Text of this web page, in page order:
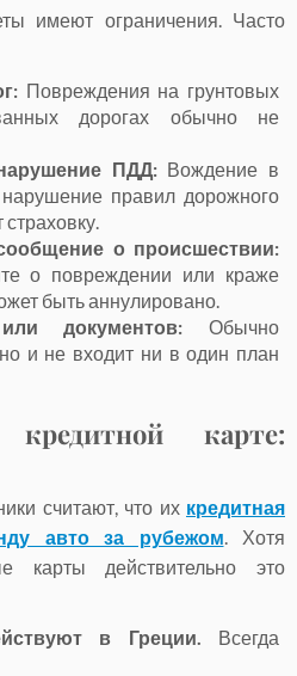
имеют ограничения. Часто
Повреждения на грунтовых
дорогах обычно не
ПДД:Вождение в
правил дорожного
о происшествии:
о повреждении или краже
быть аннулировано.
документов: Обычно
и не входит ни в один план
карте:
считают, что их кредитная
авто за рубежом. Хотя
карты действительно это
в Греции. Всегда